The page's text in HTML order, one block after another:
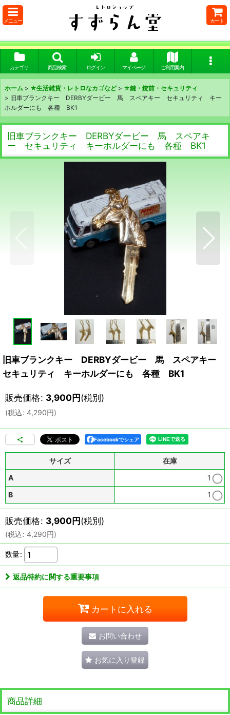
メニュー カート
カテゴリ 商品検索 ログイン マイページ ご利用案内
ホーム > ★生活雑貨・レトロなカゴなど > ☆鍵・錠前・セキュリティ
> 旧車ブランクキー DERBYダービー 馬 スペアキー セキュリティ キー
ホルダーにも 各種 BK1
旧車ブランクキー DERBYダービー 馬 スペアキ
ー セキュリティ キーホルダーにも 各種 BK1
旧車ブランクキー DERBYダービー 馬 スペアキー
セキュリティ キーホルダーにも 各種 BK1
販売価格: 3,900円(税別)
(税込: 4,290円)
Facebookでシェア
サイズ
在庫
A
1
B
1
販売価格: 3,900円(税別)
(税込: 4,290円)
数量:
返品特約に関する重要事項
カートに入れる
お問い合わせ
お気に入り登録
商品詳細